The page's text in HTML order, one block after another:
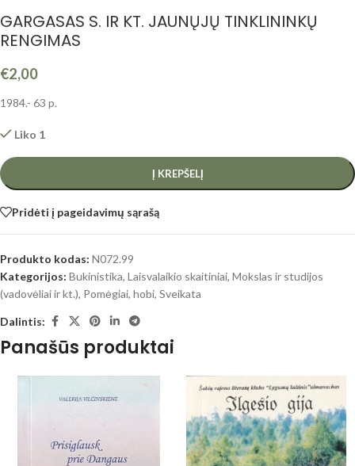
GARGASAS S. IR KT. JAUNŲJŲ TINKLININKŲ
RENGIMAS
€2,00
1984.- 63 p.
Liko 1
Į KREPŠELĮ
Pridėti į pageidavimų sąrašą
Produkto kodas: N072.99
Kategorijos: Bukinistika, Laisvalaikio skaitiniai, Mokslas ir studijos
(vadovėliai ir kt.), Pomėgiai, hobi, Sveikata
Dalintis:
Panašūs produktai